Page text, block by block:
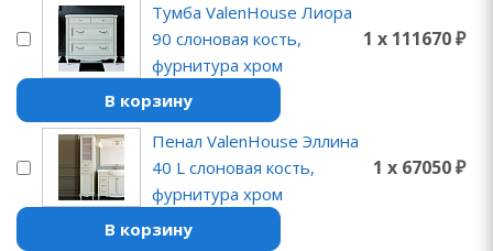
Тумба ValenHouse Лиора
90 слоновая кость,
фурнитура хром
1 x 111670 ₽
В корзину
Пенал ValenHouse Эллина
40 L слоновая кость,
фурнитура хром
1 x 67050 ₽
В корзину